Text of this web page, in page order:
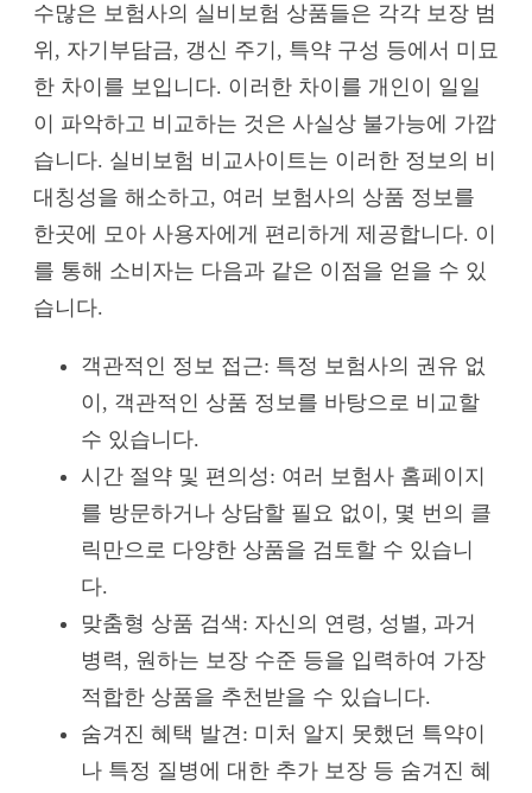
수많은 보험사의 실비보험 상품들은 각각 보장 범
위, 자기부담금, 갱신 주기, 특약 구성 등에서 미묘
한 차이를 보입니다. 이러한 차이를 개인이 일일
이 파악하고 비교하는 것은 사실상 불가능에 가깝
습니다. 실비보험 비교사이트는 이러한 정보의 비
대칭성을 해소하고, 여러 보험사의 상품 정보를
한곳에 모아 사용자에게 편리하게 제공합니다. 이
를 통해 소비자는 다음과 같은 이점을 얻을 수 있
습니다.
객관적인 정보 접근: 특정 보험사의 권유 없
이, 객관적인 상품 정보를 바탕으로 비교할
수 있습니다.
시간 절약 및 편의성: 여러 보험사 홈페이지
를 방문하거나 상담할 필요 없이, 몇 번의 클
릭만으로 다양한 상품을 검토할 수 있습니
다.
맞춤형 상품 검색: 자신의 연령, 성별, 과거
병력, 원하는 보장 수준 등을 입력하여 가장
적합한 상품을 추천받을 수 있습니다.
숨겨진 혜택 발견: 미처 알지 못했던 특약이
나 특정 질병에 대한 추가 보장 등 숨겨진 혜